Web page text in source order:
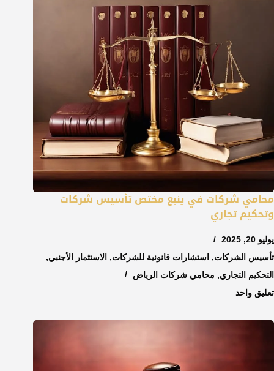
محامي شركات في ينبع مختص تأسيس شركات
وتحكيم تجاري
يوليو 20, 2025
تأسيس الشركات, استشارات قانونية للشركات, الاستثمار الأجنبي,
التحكيم التجاري, محامي شركات الرياض
تعليق واحد